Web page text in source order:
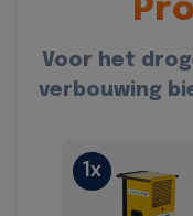
Voor het
verbouwing
1x